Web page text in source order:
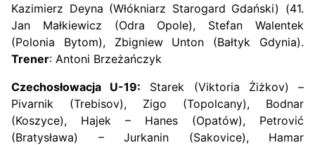
Kazimierz Deyna (Włókniarz Starogard Gdański) (41.
Jan Małkiewicz (Odra Opole), Stefan Walentek
(Polonia Bytom), Zbigniew Unton (Bałtyk Gdynia).
Trener: Antoni Brzeżańczyk
Czechosłowacja U-19: Starek (Viktoria Żiżkov) –
Pivarnik (Trebisov), Zigo (Topolcany), Bodnar
(Koszyce), Hajek – Hanes (Opatów), Petrović
(Bratysława) – Jurkanin (Sakovice), Hamar